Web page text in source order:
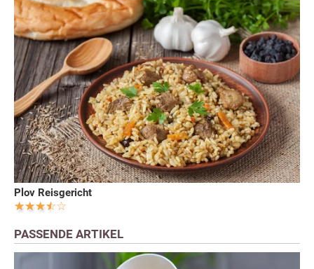
Plov Reisgericht
PASSENDE ARTIKEL